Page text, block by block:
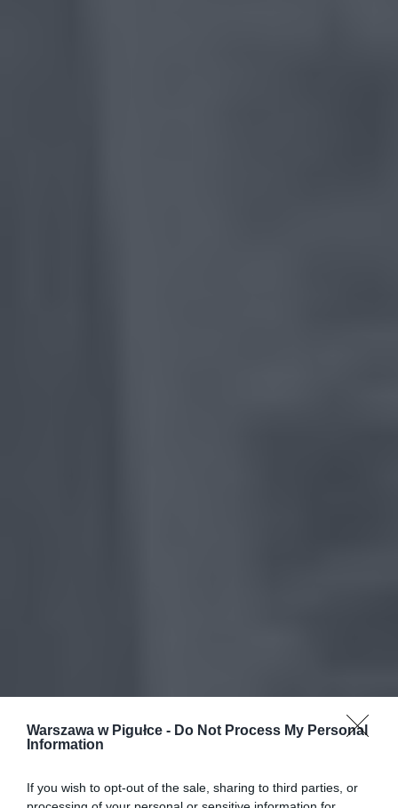
Warszawa w Pigułce - Do Not Process My Personal
Information
If you wish to opt-out of the sale, sharing to third parties, or